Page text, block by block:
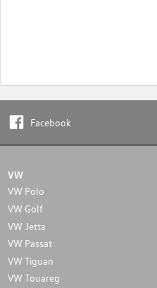
Facebook
VW
VW Polo
VW Golf
VW Jetta
VW Passat
VW Tiguan
VW Touareg